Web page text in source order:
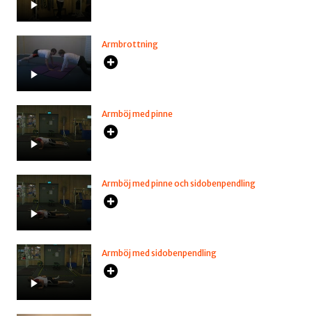
Armbrottning
Armböj med pinne
Armböj med pinne och sidobenpendling
Armböj med sidobenpendling